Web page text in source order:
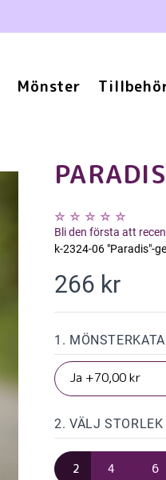
Mönster
PARADIS
Bli den första att
k-2324-06 "Paradis"-
266 kr
1.
2. VÄLJ STORLEK
2 4 6